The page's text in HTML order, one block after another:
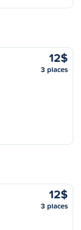
12$
3 places
12$
3 places